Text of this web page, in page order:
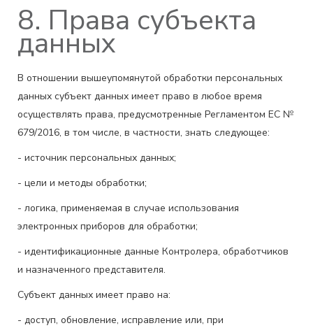
8. Права субъекта
данных
В отношении вышеупомянутой обработки персональных
данных субъект данных имеет право в любое время
осуществлять права, предусмотренные Регламентом ЕС №
679/2016, в том числе, в частности, знать следующее:
- источник персональных данных;
- цели и методы обработки;
- логика, применяемая в случае использования
электронных приборов для обработки;
- идентификационные данные Контролера, обработчиков
и назначенного представителя.
Субъект данных имеет право на:
- доступ, обновление, исправление или, при